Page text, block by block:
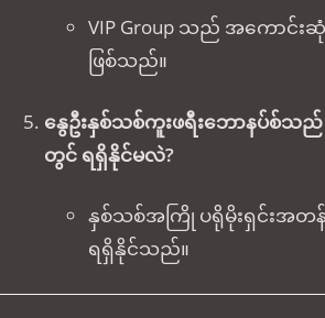
VIP Group သည် အကောင်းဆုံ
ဖြစ်သည်။
နွေဦးနှစ်သစ်ကူးဖရီးဘောနပ်စ်
တွင် ရရှိနိုင်မလဲ?
နှစ်သစ်အကြို ပရိုမိုးရှင်းအတန်
ရရှိနိုင်သည်။